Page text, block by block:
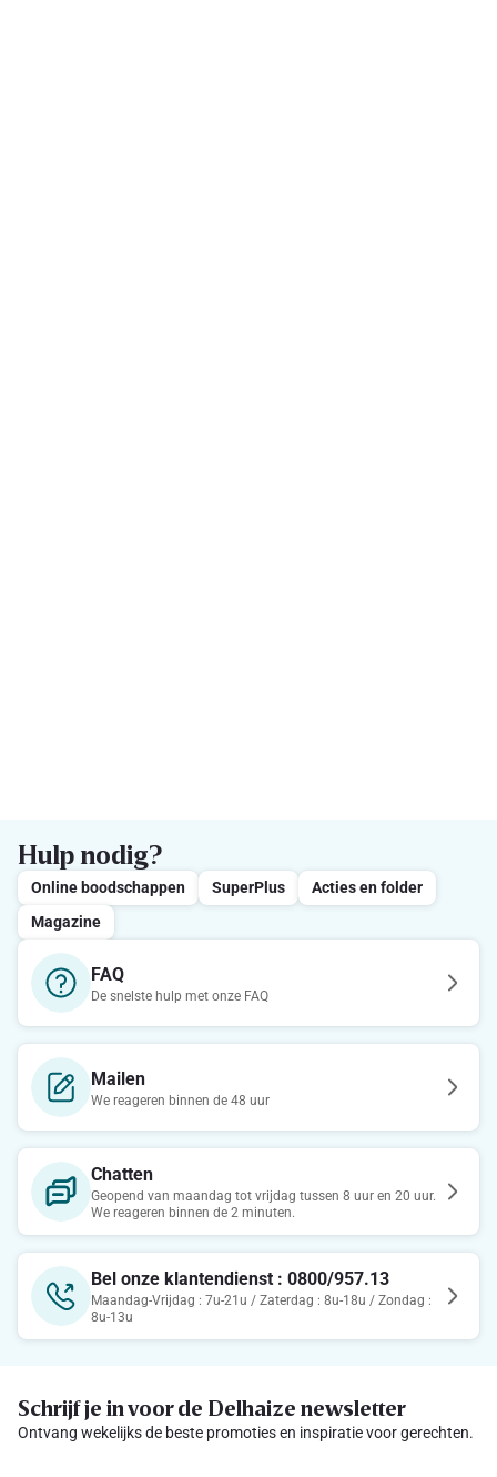
Hulp nodig?
Online boodschappen SuperPlus
Acties en folder
Magazine
FAQ
De snelste hulp met onze FAQ
Mailen
We reageren binnen de 48 uur
Chatten
Geopend van maandag tot vrijdag tussen 8 uur en 20 uur.
We reageren binnen de 2 minuten.
Bel onze klantendienst : 0800/957.13
Maandag-Vrijdag : 7u-21u / Zaterdag : 8u-18u / Zondag :
8u-13u
Schrijf je in voor de Delhaize newsletter
Ontvang wekelijks de beste promoties en inspiratie voor gerechten.